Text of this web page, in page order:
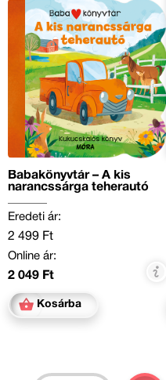
Babakönyvtár – A kis
narancssárga teherautó
Eredeti ár:
2 499 Ft
Online ár:
2 049 Ft
Kosárba